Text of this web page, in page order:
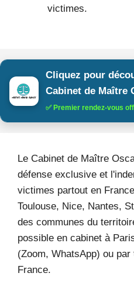
victimes.
Cliquez pour
Cabinet de Maître
✅ Premier rendez-vous
Le Cabinet de Maître
défense exclusive et
victimes partout en
Toulouse, Nice, Nantes,
des communes du
possible en cabinet à
(Zoom, WhatsApp) ou
France.